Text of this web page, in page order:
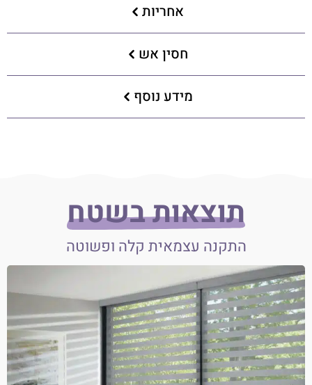
אחריות
חסין אש
מידע נוסף
תוצאות בשטח
התקנה עצמאית קלה ופשוטה